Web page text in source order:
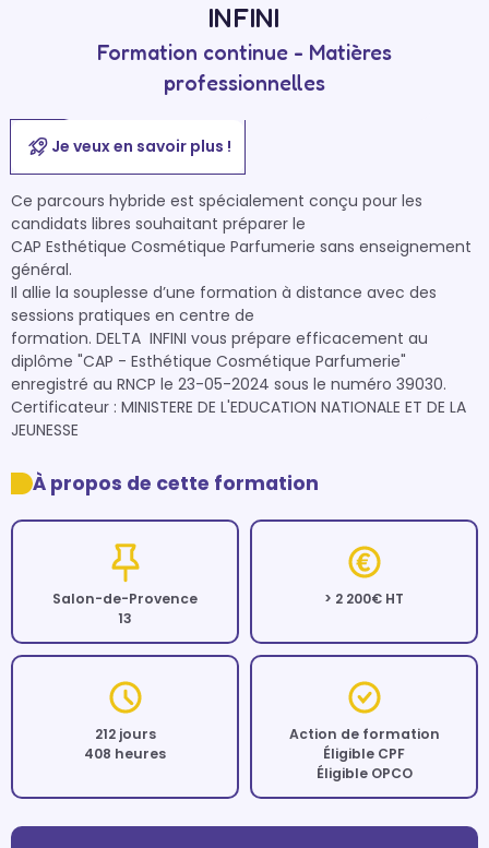
INFINI
Formation continue - Matières
professionnelles
Je veux en savoir plus !
Ce parcours hybride est spécialement conçu pour les
candidats libres souhaitant préparer le
CAP Esthétique Cosmétique Parfumerie sans enseignement
général.
Il allie la souplesse d’une formation à distance avec des
sessions pratiques en centre de
formation. DELTA  INFINI vous prépare efficacement au
diplôme "CAP - Esthétique Cosmétique Parfumerie"
enregistré au RNCP le 23-05-2024 sous le numéro 39030.
Certificateur : MINISTERE DE L'EDUCATION NATIONALE ET DE LA
JEUNESSE
À propos de cette formation
Salon-de-Provence
13
> 2 200€ HT
212 jours
408 heures
Action de formation
Éligible CPF
Éligible OPCO